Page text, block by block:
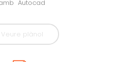
Autocad
Veure plànol